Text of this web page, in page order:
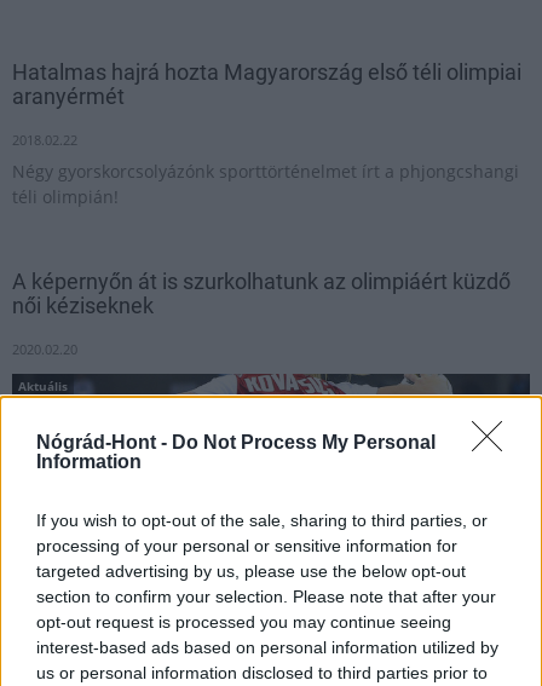
Nógrád-Hont - Do Not Process My Personal
Information
If you wish to opt-out of the sale, sharing to third parties, or
processing of your personal or sensitive information for
targeted advertising by us, please use the below opt-out
section to confirm your selection. Please note that after your
opt-out request is processed you may continue seeing
interest-based ads based on personal information utilized by
us or personal information disclosed to third parties prior to
Hatalmas hajrá hozta Magyarország első téli olimpiai
aranyérmét
2018.02.22
Négy gyorskorcsolyázónk sporttörténelmet írt a phjongcshangi
téli olimpián!
A képernyőn át is szurkolhatunk az olimpiáért küzdő
női kéziseknek
2020.02.20
Aktuális